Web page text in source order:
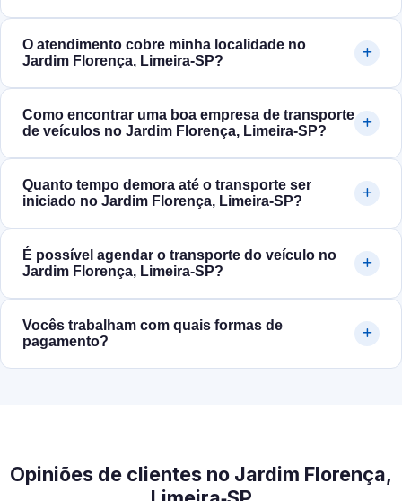
O atendimento cobre minha localidade no
Jardim Florença, Limeira‑SP?
Como encontrar uma boa empresa de transporte
de veículos no Jardim Florença, Limeira‑SP?
Quanto tempo demora até o transporte ser
iniciado no Jardim Florença, Limeira‑SP?
É possível agendar o transporte do veículo no
Jardim Florença, Limeira‑SP?
Vocês trabalham com quais formas de
pagamento?
Opiniões de clientes no Jardim Florença,